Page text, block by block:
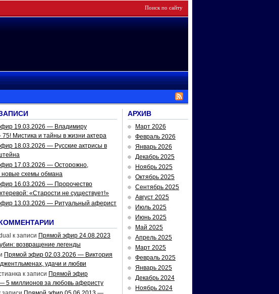
19.03.2026 — Владимиру
75! Мистика и тайны в жизни актера
18.03.2026 — Русские актрисы в
17.03.2026 — Осторожно,
новые схемы обмана
16.03.2026 — Пророчество
«Старости не существует!»
13.03.2026 — Ритуальный аферист
к записи Прямой эфир 24.08.2023
возвращение легенды
Прямой эфир 02.03.2026 — Виктория
удачи и любви
к записи Прямой эфир
5 миллионов за любовь аферисту
АРХИВ
Март 2026
Февраль 2026
Январь 2026
Декабрь 2025
Ноябрь 2025
Октябрь 2025
Сентябрь 2025
Август 2025
Июль 2025
Июнь 2025
Май 2025
Апрель 2025
Март 2025
Февраль 2025
Январь 2025
Декабрь 2024
Ноябрь 2024